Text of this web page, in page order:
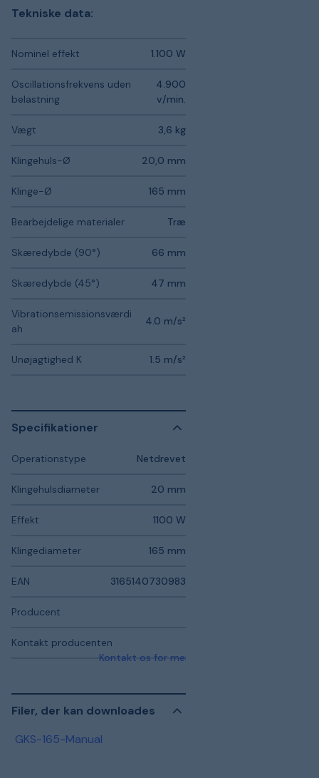
Tekniske data:
Nominel effekt 1.100 W
Oscillationsfrekvens uden
belastning
4.900
v/min.
Vægt 3,6 kg
Klingehuls-Ø 20,0 mm
Klinge-Ø 165 mm
Bearbejdelige materialer Træ
Skæredybde (90°) 66 mm
Skæredybde (45°) 47 mm
Vibrationsemissionsværdi
ah
4.0 m/s²
Unøjagtighed K 1.5 m/s²
Specifikationer
Operationstype Netdrevet
Klingehulsdiameter 20 mm
Effekt 1100 W
Klingediameter 165 mm
EAN 3165140730983
Producent
Kontakt producenten
Kontakt os for mere information
Filer, der kan downloades
GKS-165-Manual